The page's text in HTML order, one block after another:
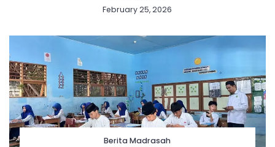
February 25, 2026
Berita Madrasah